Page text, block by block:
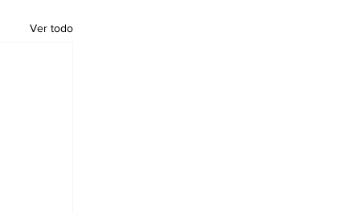
Ver todo